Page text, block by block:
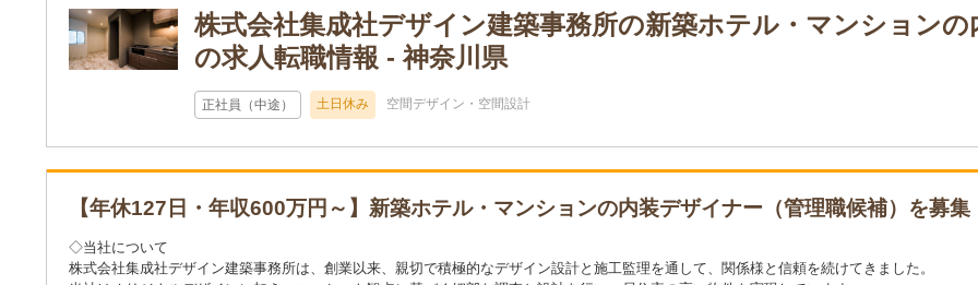
株式会社集成社デザイン建築事務所の新築ホテル・マンションの
の求人転職情報 - 神奈川県
正社員（中途） 土日休み 空間デザイン・空間設計
【年休127日・年収600万円～】新築ホテル・マンションの内装デザイナー（管理職候補）を募集
◇当社について
株式会社集成社デザイン建築事務所は、創業以来、親切で積極的なデザイン設計と施工監理を通して、関係様と信頼を続けてきました。